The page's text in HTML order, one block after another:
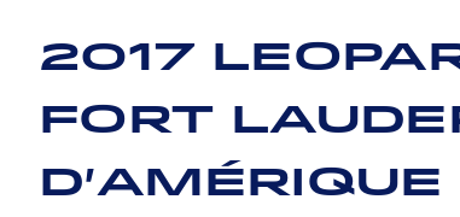
2017
Fort
d'Amérique